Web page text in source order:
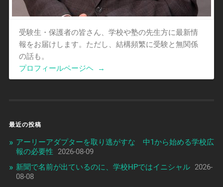
受験生・保護者の皆さん、学校や塾の先生方に最新情
報をお届けします。ただし、結構頻繁に受験と無関係
の話も。
プロフィールページヘ
→
最近の投稿
アーリーアダプターを取り逃がすな 中1から始める学校広
報の必要性
2026-08-09
新聞で名前が出ているのに、学校HPではイニシャル 2026-
08-08